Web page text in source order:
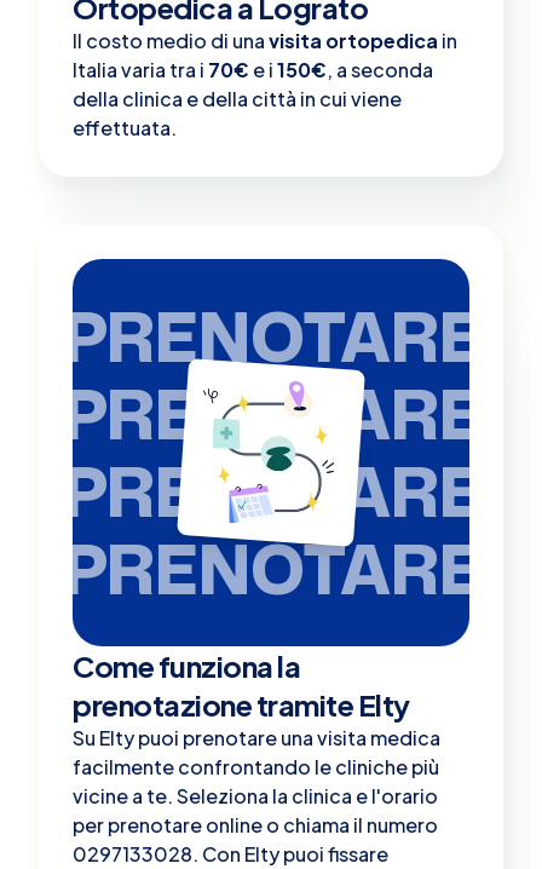
Il costo medio di unavisita ortopedica in
Italia varia tra i 70€ e i150€, a seconda
della clinica e della città in cui viene
effettuata.
PRENOTARE
PRENOTARE
PRENOTARE
PRENOTARE
Come funziona la
prenotazione tramite Elty
Su Elty puoi prenotare una visita medica
facilmente confrontando le cliniche più
vicine a te. Seleziona la clinica e l'orario
per prenotare online o chiama il numero
0297133028. Con Elty puoi fissare